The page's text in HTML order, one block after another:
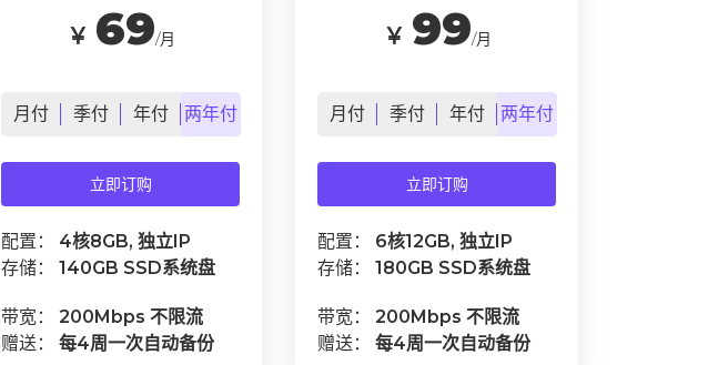
￥ 69/月
月 付 季付 年付 两年付
立即订购
配置： 4核8GB, 独立IP
存储： 140GB SSD系统盘
带宽： 200Mbps 不限流
赠送： 每4周一次自动备份
￥ 99/月
月 付 季付 年付 两年付
立即订购
配置： 6核12GB, 独立IP
存储： 180GB SSD系统盘
带宽： 200Mbps 不限流
赠送： 每4周一次自动备份